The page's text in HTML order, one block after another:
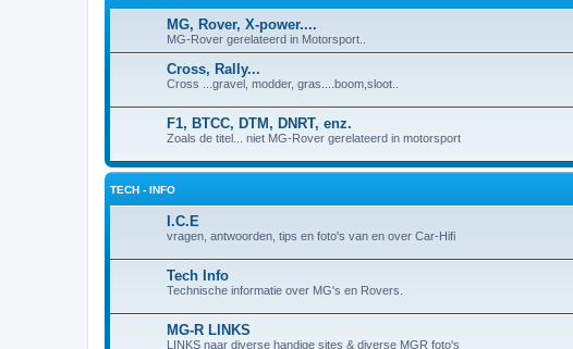
MG, Rover, X-power....
MG-Rover gerelateerd in Motorsport..
Cross, Rally...
Cross ...gravel, modder, gras....boom,sloot..
F1, BTCC, DTM, DNRT, enz.
Zoals de titel... niet MG-Rover gerelateerd in motorsport
TECH - INFO
I.C.E
vragen, antwoorden, tips en foto's van en over Car-Hifi
Tech Info
Technische informatie over MG's en Rovers.
MG-R LINKS
LINKS naar diverse handige sites & diverse MGR foto's